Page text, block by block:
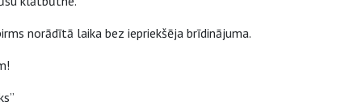
norādītā laika bez iepriekšēja brīdinājuma.